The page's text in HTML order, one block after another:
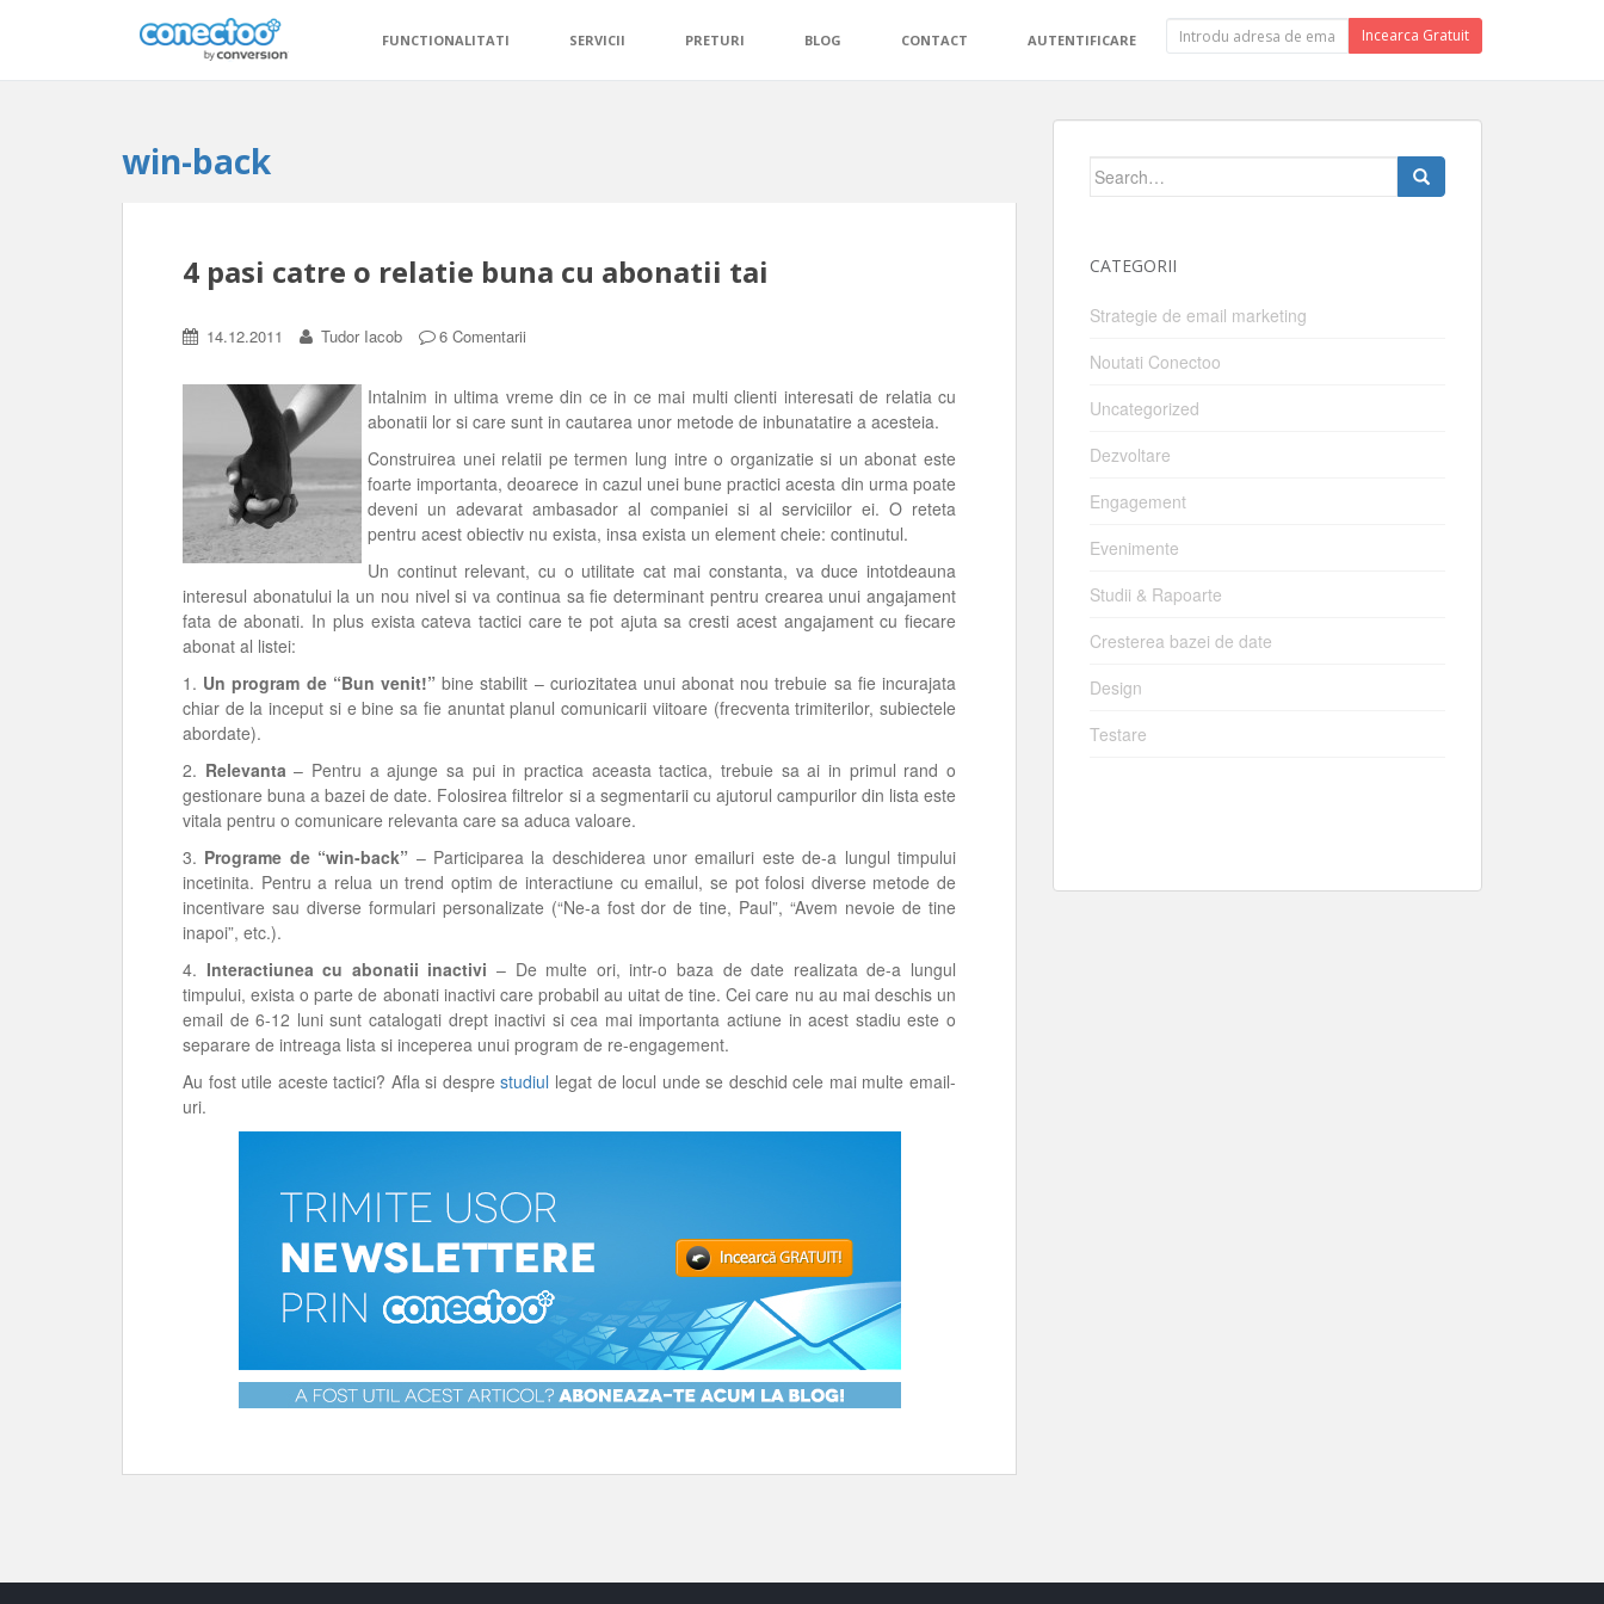
FUNCTIONALITATI SERVICII PRETURI BLOG CONTACT AUTENTIFICARE Incearca Gratuit
win-back
4 pasi catre o relatie buna cu abonatii tai
14.12.2011 Tudor Iacob 6 Comentarii
Intalnim in ultima vreme din ce in ce mai multi clienti interesati de relatia cu
abonatii lor si care sunt in cautarea unor metode de inbunatatire a acesteia.
Construirea unei relatii pe termen lung intre o organizatie si un abonat este
foarte importanta, deoarece in cazul unei bune practici acesta din urma poate
deveni un adevarat ambasador al companiei si al serviciilor ei. O reteta
pentru acest obiectiv nu exista, insa exista un element cheie: continutul.
Un continut relevant, cu o utilitate cat mai constanta, va duce intotdeauna
interesul abonatului la un nou nivel si va continua sa fie determinant pentru crearea unui angajament
fata de abonati. In plus exista cateva tactici care te pot ajuta sa cresti acest angajament cu fiecare
abonat al listei:
1. Un program de “Bun venit!” bine stabilit – curiozitatea unui abonat nou trebuie sa fie incurajata
chiar de la inceput si e bine sa fie anuntat planul comunicarii viitoare (frecventa trimiterilor, subiectele
abordate).
2. Relevanta – Pentru a ajunge sa pui in practica aceasta tactica, trebuie sa ai in primul rand o
gestionare buna a bazei de date. Folosirea filtrelor si a segmentarii cu ajutorul campurilor din lista este
vitala pentru o comunicare relevanta care sa aduca valoare.
3. Programe de “win-back” – Participarea la deschiderea unor emailuri este de-a lungul timpului
incetinita. Pentru a relua un trend optim de interactiune cu emailul, se pot folosi diverse metode de
incentivare sau diverse formulari personalizate (“Ne-a fost dor de tine, Paul”, “Avem nevoie de tine
inapoi”, etc.).
4. Interactiunea cu abonatii inactivi – De multe ori, intr-o baza de date realizata de-a lungul
timpului, exista o parte de abonati inactivi care probabil au uitat de tine. Cei care nu au mai deschis un
email de 6-12 luni sunt catalogati drept inactivi si cea mai importanta actiune in acest stadiu este o
separare de intreaga lista si inceperea unui program de re-engagement.
Au fost utile aceste tactici? Afla si desprestudiul legat de locul unde se deschid cele mai multe email-
uri.
Search
CATEGORII
Strategie de email marketing
Noutati Conectoo
Uncategorized
Dezvoltare
Engagement
Evenimente
Studii & Rapoarte
Cresterea bazei de date
Design
Testare